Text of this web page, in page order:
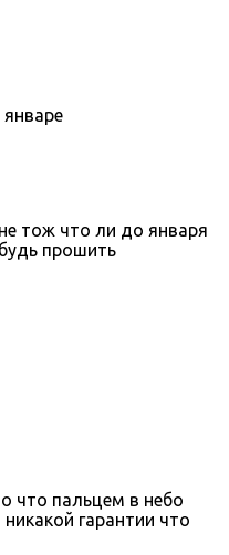
тож что ли до января
прошить
что пальцем в небо
гарантии что